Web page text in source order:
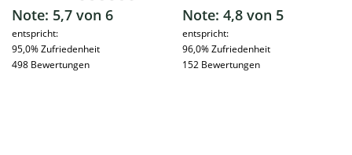
Note: 5,7 von 6
entspricht:
95,0% Zufriedenheit
498 Bewertungen
Note: 4,8 von 5
entspricht:
96,0% Zufriedenheit
152 Bewertungen